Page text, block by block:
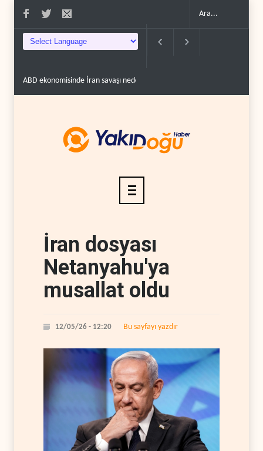
İran savaşı nedeniyle 23 bin istihdam ka..
İran dosyası
Netanyahu'ya
musallat oldu
12/05/26 - 12:20 Bu sayfayı yazdır